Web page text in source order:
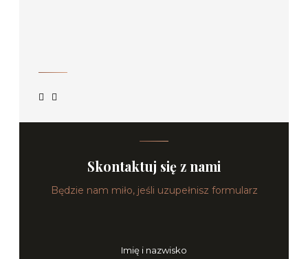
Skontaktuj się z nami
Będzie nam miło, jeśli uzupełnisz formularz
Imię i nazwisko